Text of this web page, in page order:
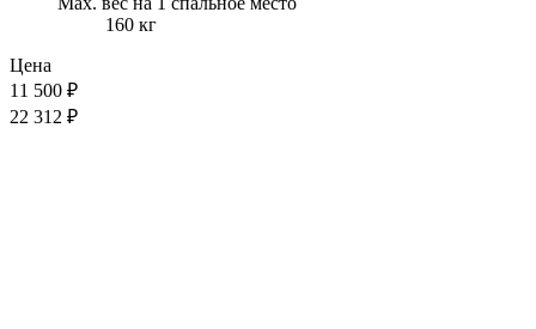
160 кг
Цена
11 500 ₽
22 312 ₽